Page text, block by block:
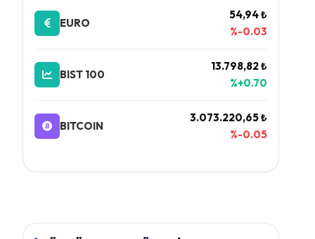
EURO
54,94 ₺
%-0.03
BIST 100
13.798,82 ₺
%+0.70
BITCOIN
3.073.220,65 ₺
%-0.05